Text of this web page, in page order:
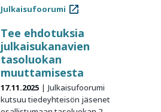
Julkaisufoorumi
Tee ehdotuksia
julkaisukanavien
tasoluokan
muuttamisesta
17.11.2025
Julkaisufoorumi
kutsuu tiedeyhteisön jäsenet